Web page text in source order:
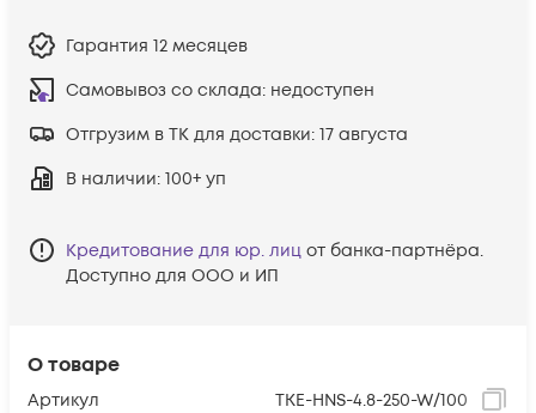
О товаре
Артикул
TKE-HNS-4.8-250-W/100
Гарантия 12 месяцев
Самовывоз со склада: недоступен
Отгрузим в ТК для доставки: 17 августа
В наличии: 100+ уп
Кредитование для юр. лиц от банка-партнёра.
Доступно для ООО и ИП